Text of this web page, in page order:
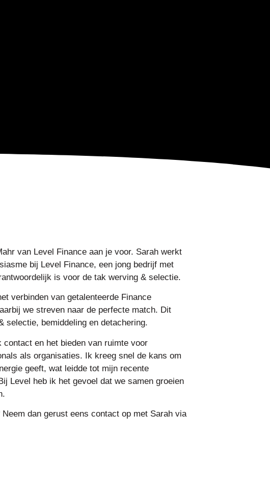
van Level Finance aan je voor. Sarah werkt
bij Level Finance, een jong bedrijf met
is voor de tak werving & selectie.
verbinden van getalenteerde Finance
we streven naar de perfecte match. Dit
selectie, bemiddeling en detachering.
en het bieden van ruimte voor
als organisaties. Ik kreeg snel de kans om
geeft, wat leidde tot mijn recente
Level heb ik het gevoel dat we samen groeien
dan gerust eens contact op met Sarah via